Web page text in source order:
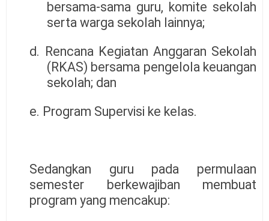
bersama-sama guru, komite sekolah
serta warga sekolah lainnya;
d. Rencana Kegiatan Anggaran Sekolah
(RKAS) bersama pengelola keuangan
sekolah; dan
e. Program Supervisi ke kelas.
Sedangkan guru pada permulaan
semester berkewajiban membuat
program yang mencakup: